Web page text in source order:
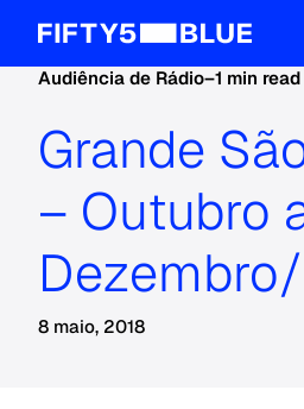
Audiência de Rádio–1 min read
Grande
– Outubro
8 maio, 2018